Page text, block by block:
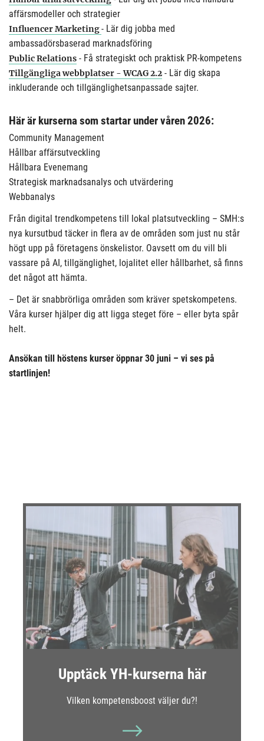
affärsmodeller och strategier
Influencer Marketing- Lär dig jobba med
ambassadörsbaserad marknadsföring
Public Relations - Få strategiskt och praktisk PR-kompetens
Tillgängliga webbplatser - WCAG 2.2 - Lär dig skapa
inkluderande och tillgänglighetsanpassade sajter.
Här är kurserna som startar under våren 2026:
Community Management
Hållbar affärsutveckling
Hållbara Evenemang
Strategisk marknadsanalys och utvärdering
Webbanalys
Från digital trendkompetens till lokal platsutveckling – SMH:s
nya kursutbud täcker in flera av de områden som just nu står
högt upp på företagens önskelistor. Oavsett om du vill bli
vassare på AI, tillgänglighet, lojalitet eller hållbarhet, så finns
det något att hämta.
– Det är snabbrörliga områden som kräver spetskompetens.
Våra kurser hjälper dig att ligga steget före – eller byta spår
helt.
Ansökan till höstens kurser öppnar 30 juni – vi ses på
startlinjen!
Upptäck YH-kurserna här
Vilken kompetensboost väljer du?!